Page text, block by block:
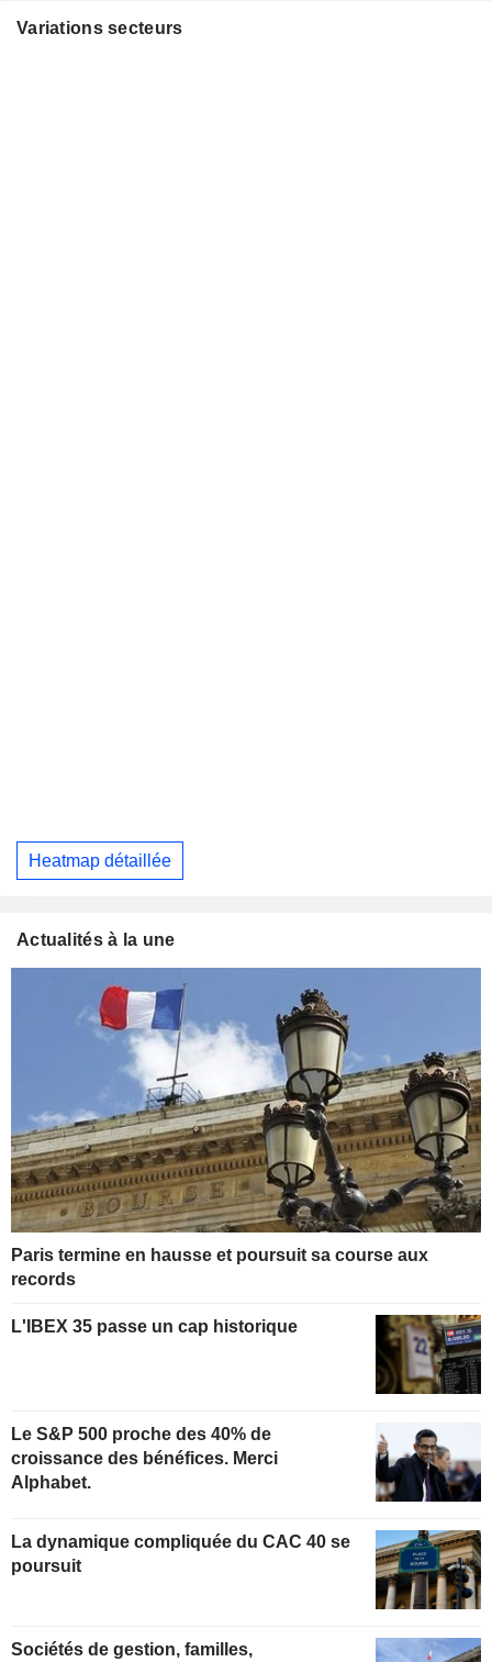
Variations secteurs
Heatmap détaillée
Actualités à la une
Paris termine en hausse et poursuit sa course aux
records
L'IBEX 35 passe un cap historique
Le S&P 500 proche des 40% de
croissance des bénéfices. Merci
Alphabet.
La dynamique compliquée du CAC 40 se
poursuit
Sociétés de gestion, familles,